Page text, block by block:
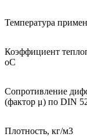
Температура
Коэффициент
оС
Сопротивление
(фактор μ) по DIN
Плотность, кг/м3